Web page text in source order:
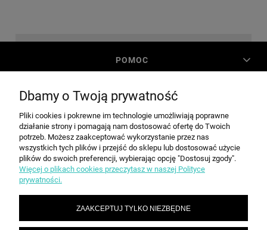
POMOC
MOJE KONTO
PŁATNOŚCI I DOSTAWA
INFORMACJE
O NAS
Dbamy o Twoją prywatność
Pliki cookies i pokrewne im technologie umożliwiają poprawne
działanie strony i pomagają nam dostosować ofertę do Twoich
potrzeb. Możesz zaakceptować wykorzystanie przez nas
wszystkich tych plików i przejść do sklepu lub dostosować użycie
plików do swoich preferencji, wybierając opcję "Dostosuj zgody".
Więcej o plikach cookies przeczytasz w naszej Polityce
prywatności.
ZAAKCEPTUJ TYLKO NIEZBĘDNE